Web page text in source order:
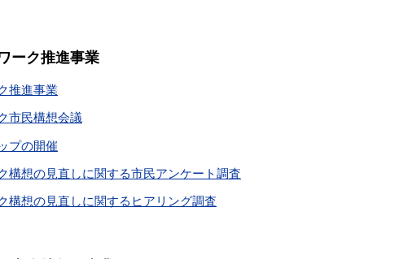
ーク推進事業
推進事業
市民構想会議
プの開催
構想の見直しに関する市民アンケート調査
構想の見直しに関するヒアリング調査